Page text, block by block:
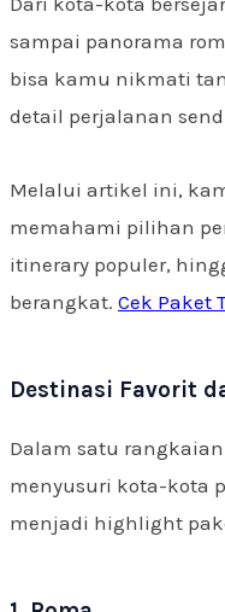
sampai panorama
bisa kamu nikmati
detail perjalanan
Melalui artikel ini,
memahami pilihan
itinerary populer,
berangkat. Cek Paket
Destinasi Favorit
Dalam satu
menyusuri kota-kota
menjadi highlight